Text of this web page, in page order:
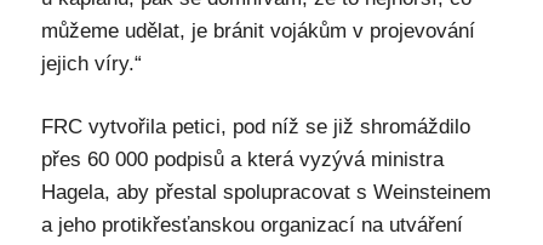
můžeme udělat, je bránit vojákům v projevování
jejich víry.“
FRC vytvořila petici, pod níž se již shromáždilo
přes 60 000 podpisů a která vyzývá ministra
Hagela, aby přestal spolupracovat s Weinsteinem
a jeho protikřesťanskou organizací na utváření